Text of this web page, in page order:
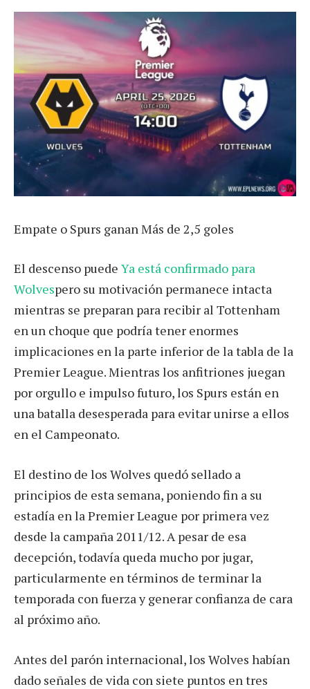
Empate o Spurs ganan Más de 2,5 goles
El descenso puede Ya está confirmado para
Wolvespero su motivación permanece intacta
mientras se preparan para recibir al Tottenham
en un choque que podría tener enormes
implicaciones en la parte inferior de la tabla de la
Premier League. Mientras los anfitriones juegan
por orgullo e impulso futuro, los Spurs están en
una batalla desesperada para evitar unirse a ellos
en el Campeonato.
El destino de los Wolves quedó sellado a
principios de esta semana, poniendo fin a su
estadía en la Premier League por primera vez
desde la campaña 2011/12. A pesar de esa
decepción, todavía queda mucho por jugar,
particularmente en términos de terminar la
temporada con fuerza y ​​generar confianza de cara
al próximo año.
Antes del parón internacional, los Wolves habían
dado señales de vida con siete puntos en tres